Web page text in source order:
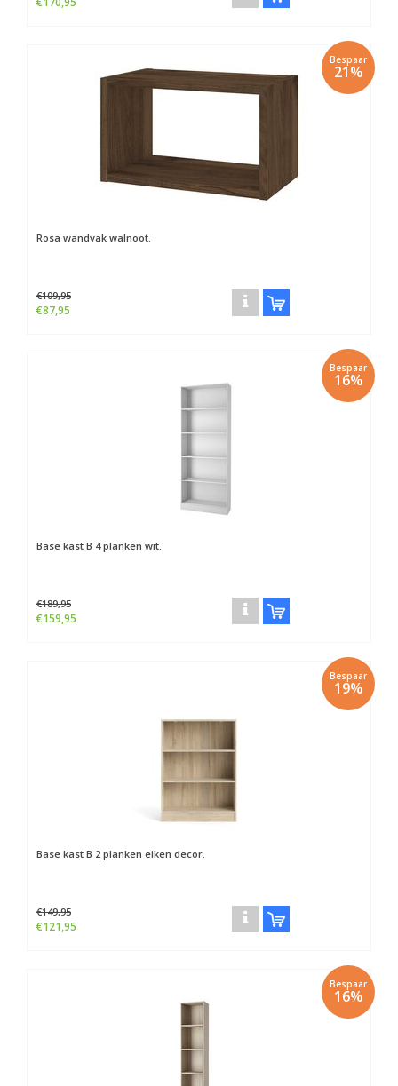
Bespaar
21%
Rosa wandvak walnoot.
€109,95
€87,95
Bespaar
16%
Base kast B 4 planken wit.
€189,95
€159,95
Bespaar
19%
Base kast B 2 planken eiken decor.
€149,95
€121,95
Bespaar
16%